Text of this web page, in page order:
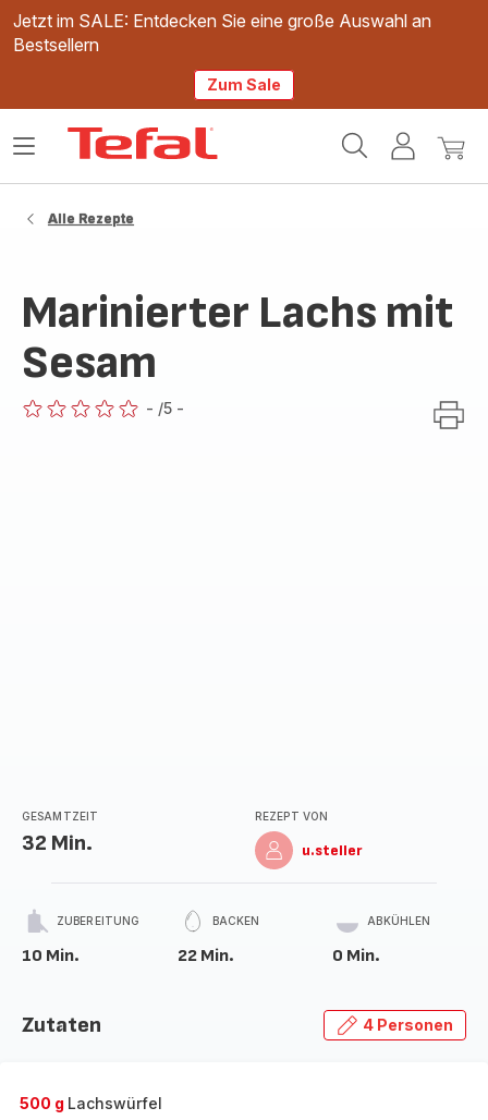
Jetzt im SALE: Entdecken Sie eine große Auswahl an
Bestsellern
Zum Sale
Mein
Mein
Das
Alle Rezepte
Marinierter Lachs mit
Sesam
- /5 -
GESAMTZEIT
32 Min.
REZEPT VON
u.steller
ZUBEREITUNG
10 Min.
BACKEN
22 Min.
ABKÜHLEN
0 Min.
Zutaten 4 Personen
500 g Lachswürfel